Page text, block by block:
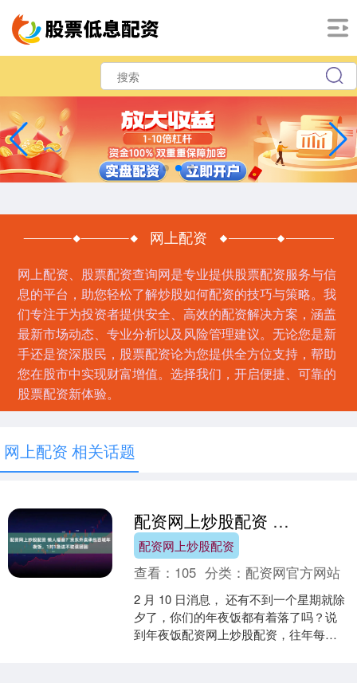
网上配资
网上配资、股票配资查询网是专业提供股票配资服务与信
息的平台，助您轻松了解炒股如何配资的技巧与策略。我
们专注于为投资者提供安全、高效的配资解决方案，涵盖
最新市场动态、专业分析以及风险管理建议。无论您是新
手还是资深股民，股票配资论为您提供全方位支持，帮助
您在股市中实现财富增值。选择我们，开启便捷、可靠的
股票配资新体验。
网上配资 相关话题
配资网上炒股配资 懒人福音？京东外卖承包百城年夜饭，1对1急送不耽误团圆
配资网上炒股配资
查看： 105 分类：配资网官方网站
2 月 10 日消息， 还有不到一个星期就除
夕了，你们的年夜饭都有着落了吗？说
到年夜饭配资网上炒股配资，往年每到